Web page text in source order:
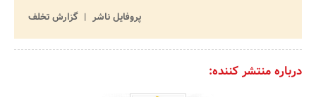
پروفایل ناشر
گزارش تخلف
درباره منتشر کننده: